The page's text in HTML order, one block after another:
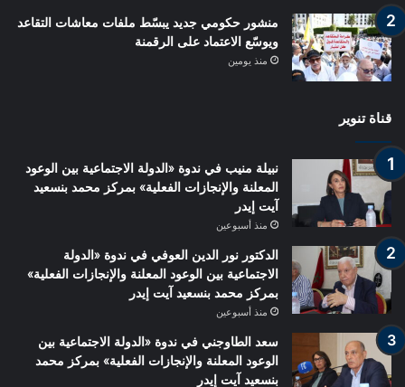
منشور حكومي جديد يبسّط ملفات معاشات التقاعد
ويوسّع الاعتماد على الرقمنة
منذ يومين
قناة تنوير
نبيلة منيب في ندوة «الدولة الاجتماعية بين الوعود
المعلنة والإنجازات الفعلية» بمركز محمد بنسعيد
آيت إيدر
منذ أسبوعين
الدكتور نور الدين العوفي في ندوة «الدولة
الاجتماعية بين الوعود المعلنة والإنجازات الفعلية»
بمركز محمد بنسعيد آيت إيدر
منذ أسبوعين
سعد الطاوجني في ندوة «الدولة الاجتماعية بين
الوعود المعلنة والإنجازات الفعلية» بمركز محمد
بنسعيد آيت إيدر